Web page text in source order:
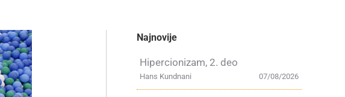
Najnovije
Hipercionizam, 2. deo
07/08/2026
Hans Kundnani